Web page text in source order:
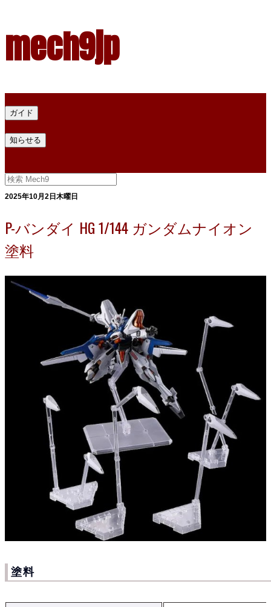
mech9jp
ガイド
知らせる
2025年10月2日木曜日
P-バンダイ HG 1/144 ガンダムナイオン
塗料
塗料